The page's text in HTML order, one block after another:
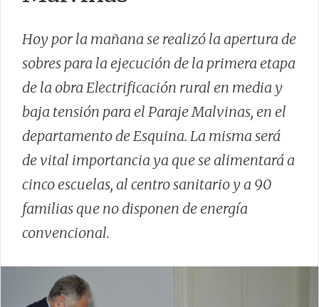
Hoy por la mañana se realizó la apertura de
sobres para la ejecución de la primera etapa
de la obra Electrificación rural en media y
baja tensión para el Paraje Malvinas, en el
departamento de Esquina. La misma será
de vital importancia ya que se alimentará a
cinco escuelas, al centro sanitario y a 90
familias que no disponen de energía
convencional.